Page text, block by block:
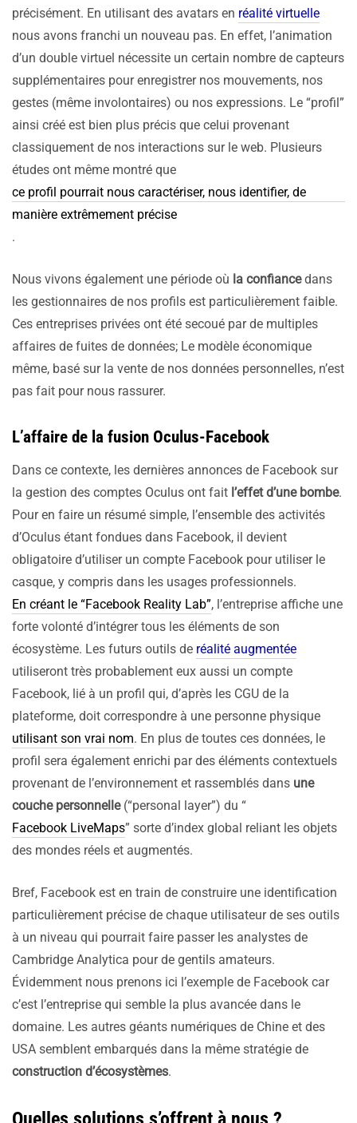
précisément. En utilisant des avatars en réalité virtuelle
nous avons franchi un nouveau pas. En effet, l’animation
d’un double virtuel nécessite un certain nombre de capteurs
supplémentaires pour enregistrer nos mouvements, nos
gestes (même involontaires) ou nos expressions. Le “profil”
ainsi créé est bien plus précis que celui provenant
classiquement de nos interactions sur le web. Plusieurs
études ont même montré que
ce profil pourrait nous caractériser, nous identifier, de
manière extrêmement précise
.
Nous vivons également une période où la confiancedans
les gestionnaires de nos profils est particulièrement faible.
Ces entreprises privées ont été secoué par de multiples
affaires de fuites de données; Le modèle économique
même, basé sur la vente de nos données personnelles, n’est
pas fait pour nous rassurer.
L’affaire de la fusion Oculus-Facebook
Dans ce contexte, les dernières annonces de Facebook sur
la gestion des comptes Oculus ont fait l’effet d’une bombe.
Pour en faire un résumé simple, l’ensemble des activités
d’Oculus étant fondues dans Facebook, il devient
obligatoire d’utiliser un compte Facebook pour utiliser le
casque, y compris dans les usages professionnels.
En créant le “Facebook Reality Lab”, l’entreprise affiche une
forte volonté d’intégrer tous les éléments de son
écosystème. Les futurs outils de réalité augmentée
utiliseront très probablement eux aussi un compte
Facebook, lié à un profil qui, d’après les CGU de la
plateforme, doit correspondre à une personne physique
utilisant son vrai nom. En plus de toutes ces données, le
profil sera également enrichi par des éléments contextuels
provenant de l’environnement et rassemblés dans une
couche personnelle (“personal layer”) du “
Facebook LiveMaps” sorte d’index global reliant les objets
des mondes réels et augmentés.
Bref, Facebook est en train de construire une identification
particulièrement précise de chaque utilisateur de ses outils
à un niveau qui pourrait faire passer les analystes de
Cambridge Analytica pour de gentils amateurs.
Évidemment nous prenons ici l’exemple de Facebook car
c’est l’entreprise qui semble la plus avancée dans le
domaine. Les autres géants numériques de Chine et des
USA semblent embarqués dans la même stratégie de
construction d’écosystèmes.